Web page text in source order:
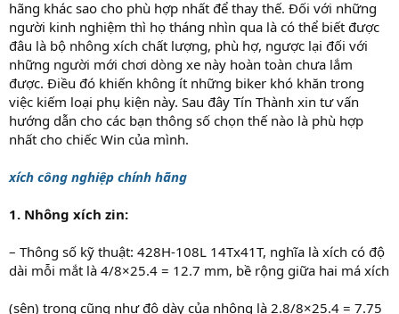
hãng khác sao cho phù hợp nhất để thay thế. Đối với những
người kinh nghiệm thì họ tháng nhìn qua là có thể biết được
đâu là bộ nhông xích chất lượng, phù hợ, ngược lại đối với
những người mới chơi dòng xe này hoàn toàn chưa lắm
được. Điều đó khiến không ít những biker khó khăn trong
việc kiếm loại phụ kiện này. Sau đây Tín Thành xin tư vấn
hướng dẫn cho các bạn thông số chọn thế nào là phù hợp
nhất cho chiếc Win của mình.
xích công nghiệp chính hãng
1. Nhông xích zin:
– Thông số kỹ thuật: 428H-108L 14Tx41T, nghĩa là xích có độ
dài mỗi mắt là 4/8×25.4 = 12.7 mm, bề rộng giữa hai má xích
(sên) trong cũng như độ dày của nhông là 2.8/8×25.4 = 7.75